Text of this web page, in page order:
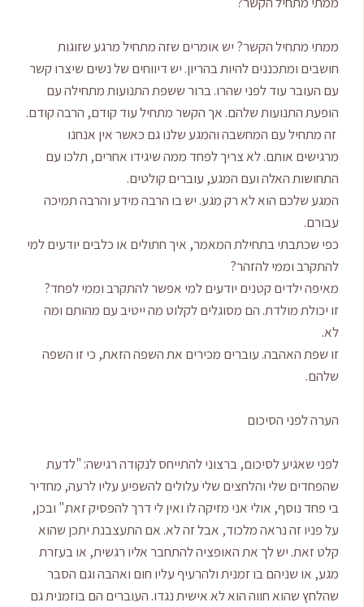
ממתי מתחיל הקשר? יש אומרים שזה מתחיל מרגע שזוגות
חושבים ומתכננים להיות בהריון. יש דיווחים של נשים שיצרו קשר
עם העובר עוד לפני שהרו. ברור ששפת התנועות מתחילה עם
הופעת התנועות שלהם. אך הקשר מתחיל עוד קודם, הרבה קודם.
זה מתחיל עם המחשבה והמגע שלנו גם כאשר אין אנחנו
מרגישים אותם. לא צריך לפחד ממה שיגידו אחרים, תלכו עם
התחושות האלה ועם המגע, עוברים קולטים.
המגע שלכם הוא לא רק מגע. יש בו הרבה מידע והרבה תמיכה
עבורם.
כפי שכתבתי בתחילת המאמר, איך חתולים או כלבים יודעים למי
להתקרב וממי להזהר?
מאיפה ילדים קטנים יודעים למי אפשר להתקרב וממי לפחד?
זו יכולת מולדת. הם מסוגלים לקלוט מה ייטיב עם מהותם ומה
לא.
זו שפת האהבה. עוברים מכירים את השפה הזאת, כי זו השפה
שלהם.
הערה לפני הסיכום
לפני שאגיע לסיכום, ברצוני להתייחס לנקודה רגישה: "לדעת
שהפחדים שלי והלחצים שלי עלולים להשפיע עליו לרעה, מחדיר
בי פחד נוסף, אולי אני מזיקה לו ואין לי דרך להפסיק זאת." ובכן,
על פניו זה נראה מלכוד, אבל זה לא. אם התעצבנת יתכן שהוא
קלט זאת. יש לך את האופציה להתחבר אליו רגשית, או בעזרת
מגע, או שניהם בו זמנית ולהרעיף עליו חום ואהבה וגם הסבר
שהלחץ שהוא חווה הוא לא אישית נגדו. העוברים הם בוזמנית גם